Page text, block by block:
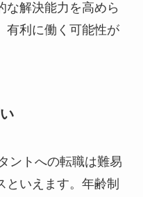
な解決能力を高めら
有利に働く可能性が
ントへの転職は難易
といえます。年齢制